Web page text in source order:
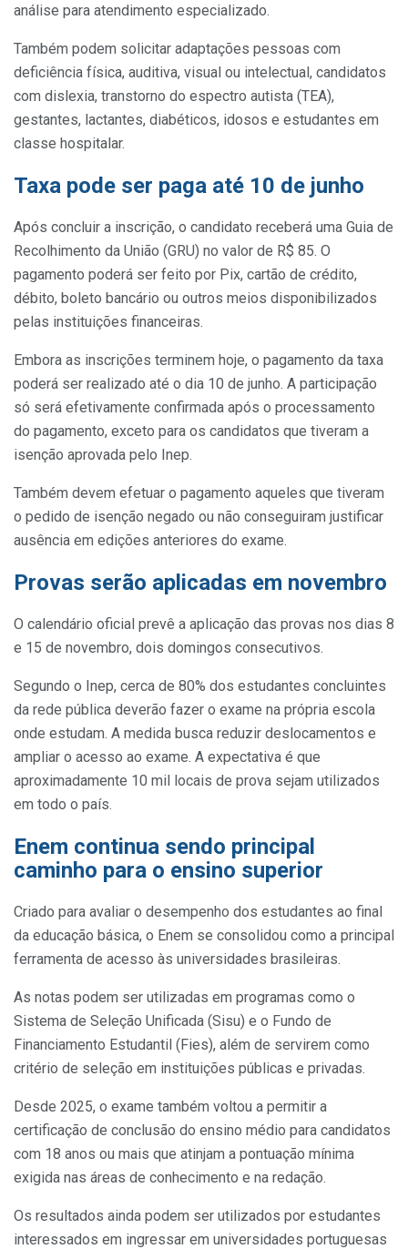
análise para atendimento especializado.
Também podem solicitar adaptações pessoas com
deficiência física, auditiva, visual ou intelectual, candidatos
com dislexia, transtorno do espectro autista (TEA),
gestantes, lactantes, diabéticos, idosos e estudantes em
classe hospitalar.
Taxa pode ser paga até 10 de junho
Após concluir a inscrição, o candidato receberá uma Guia de
Recolhimento da União (GRU) no valor de R$ 85. O
pagamento poderá ser feito por Pix, cartão de crédito,
débito, boleto bancário ou outros meios disponibilizados
pelas instituições financeiras.
Embora as inscrições terminem hoje, o pagamento da taxa
poderá ser realizado até o dia 10 de junho. A participação
só será efetivamente confirmada após o processamento
do pagamento, exceto para os candidatos que tiveram a
isenção aprovada pelo Inep.
Também devem efetuar o pagamento aqueles que tiveram
o pedido de isenção negado ou não conseguiram justificar
ausência em edições anteriores do exame.
Provas serão aplicadas em novembro
O calendário oficial prevê a aplicação das provas nos dias 8
e 15 de novembro, dois domingos consecutivos.
Segundo o Inep, cerca de 80% dos estudantes concluintes
da rede pública deverão fazer o exame na própria escola
onde estudam. A medida busca reduzir deslocamentos e
ampliar o acesso ao exame. A expectativa é que
aproximadamente 10 mil locais de prova sejam utilizados
em todo o país.
Enem continua sendo principal
caminho para o ensino superior
Criado para avaliar o desempenho dos estudantes ao final
da educação básica, o Enem se consolidou como a principal
ferramenta de acesso às universidades brasileiras.
As notas podem ser utilizadas em programas como o
Sistema de Seleção Unificada (Sisu) e o Fundo de
Financiamento Estudantil (Fies), além de servirem como
critério de seleção em instituições públicas e privadas.
Desde 2025, o exame também voltou a permitir a
certificação de conclusão do ensino médio para candidatos
com 18 anos ou mais que atinjam a pontuação mínima
exigida nas áreas de conhecimento e na redação.
Os resultados ainda podem ser utilizados por estudantes
interessados em ingressar em universidades portuguesas